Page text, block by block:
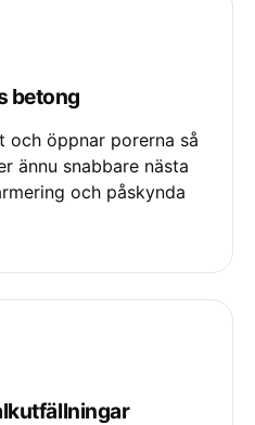
betong
och öppnar porerna så
ännu snabbare nästa
och påskynda